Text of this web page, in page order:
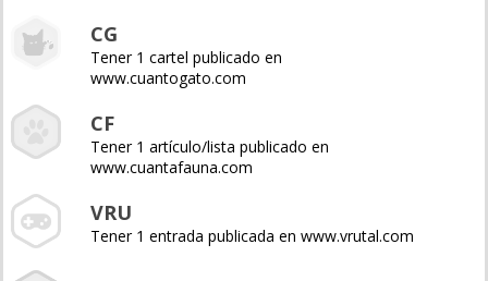
CG
Tener 1 cartel publicado en
www.cuantogato.com
CF
Tener 1 artículo/lista publicado en
www.cuantafauna.com
VRU
Tener 1 entrada publicada en www.vrutal.com